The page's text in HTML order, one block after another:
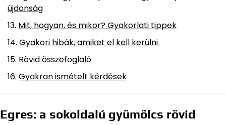
újdonság
Mit, hogyan, és mikor? Gyakorlati tippek
Gyakori hibák, amiket el kell kerülni
Rövid összefoglaló
Gyakran ismételt kérdések
Egres: a sokoldalú gyümölcs rövid